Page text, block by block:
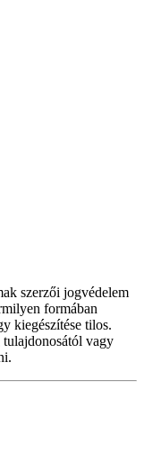
szerzői jogvédelem
formában
kiegészítése tilos.
vagy